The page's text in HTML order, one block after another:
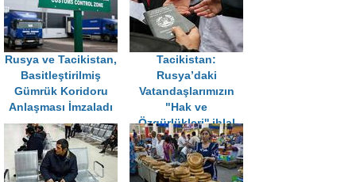
Rusya ve Tacikistan,
Basitleştirilmiş
Gümrük Koridoru
Anlaşması İmzaladı
Tacikistan:
Rusya’daki
Vatandaşlarımızın
"Hak ve
Özgürlükleri'' ihlal
ediliyor